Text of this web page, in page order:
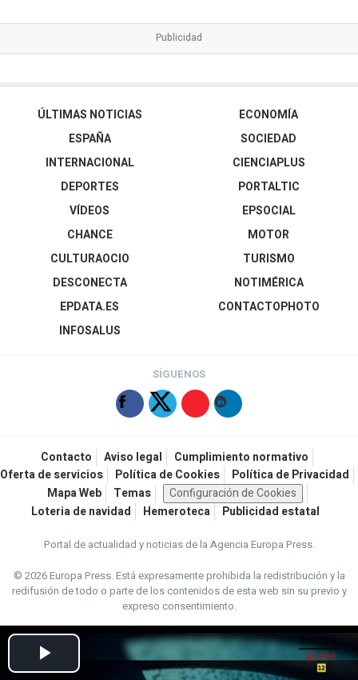
ÚLTIMAS NOTICIAS
ESPAÑA
INTERNACIONAL
DEPORTES
VÍDEOS
ECONOMÍA
SOCIEDAD
CIENCIAPLUS
PORTALTIC
EPSOCIAL
CHANCE
CULTURAOCIO
DESCONECTA
EPDATA.ES
INFOSALUS
MOTOR
TURISMO
NOTIMÉRICA
CONTACTOPHOTO
SÍGUENOS
Contacto Aviso legal
Cumplimiento normativo
Oferta de servicios
Política de Cookies
Política de Privacidad
Mapa Web
Temas
Configuración de Cookies
Loteria de navidad
Hemeroteca Publicidad estatal
Portal de actualidad y noticias de la Agencia Europa Press.
© 2026 Europa Press.Está expresamente prohibida la redistribución y la
redifusión de todo o parte de los contenidos de esta web sin su previo y
expreso consentimiento.